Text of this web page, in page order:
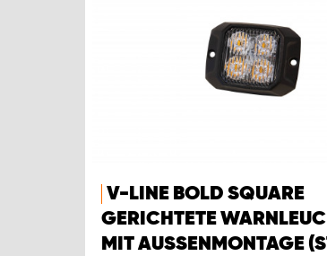
V-LINE BOLD SQUARE
GERICHTETE
MIT AUSSENMONTAGE